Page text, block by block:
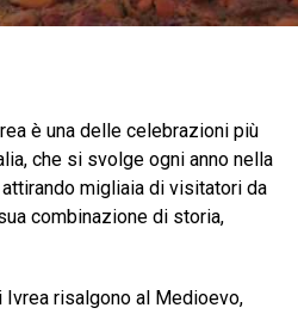
è una delle celebrazioni più
che si svolge ogni anno nella
migliaia di visitatori da
combinazione di storia,
Ivrea risalgono al Medioevo,